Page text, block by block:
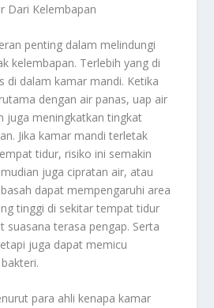
Dari Kelembapan
penting dalam melindungi
kelembapan. Terlebih yang di
di dalam kamar mandi. Ketika
dengan air panas, uap air
juga meningkatkan tingkat
Jika kamar mandi terletak
tidur, risiko ini semakin
juga cipratan air, atau
dapat mempengaruhi area
tinggi di sekitar tempat tidur
suasana terasa pengap. Serta
juga dapat memicu
para ahli kenapa kamar